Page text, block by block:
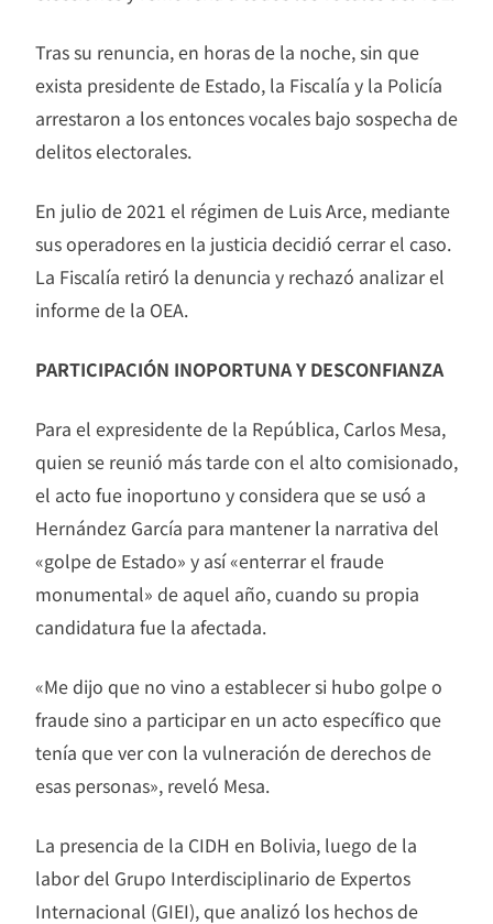
Tras su renuncia, en horas de la noche, sin que
exista presidente de Estado, la Fiscalía y la Policía
arrestaron a los entonces vocales bajo sospecha de
delitos electorales.
En julio de 2021 el régimen de Luis Arce, mediante
sus operadores en la justicia decidió cerrar el caso.
La Fiscalía retiró la denuncia y rechazó analizar el
informe de la OEA.
PARTICIPACIÓN INOPORTUNA Y DESCONFIANZA
Para el expresidente de la República, Carlos Mesa,
quien se reunió más tarde con el alto comisionado,
el acto fue inoportuno y considera que se usó a
Hernández García para mantener la narrativa del
«golpe de Estado» y así «enterrar el fraude
monumental» de aquel año, cuando su propia
candidatura fue la afectada.
«Me dijo que no vino a establecer si hubo golpe o
fraude sino a participar en un acto específico que
tenía que ver con la vulneración de derechos de
esas personas», reveló Mesa.
La presencia de la CIDH en Bolivia, luego de la
labor del Grupo Interdisciplinario de Expertos
Internacional (GIEI), que analizó los hechos de